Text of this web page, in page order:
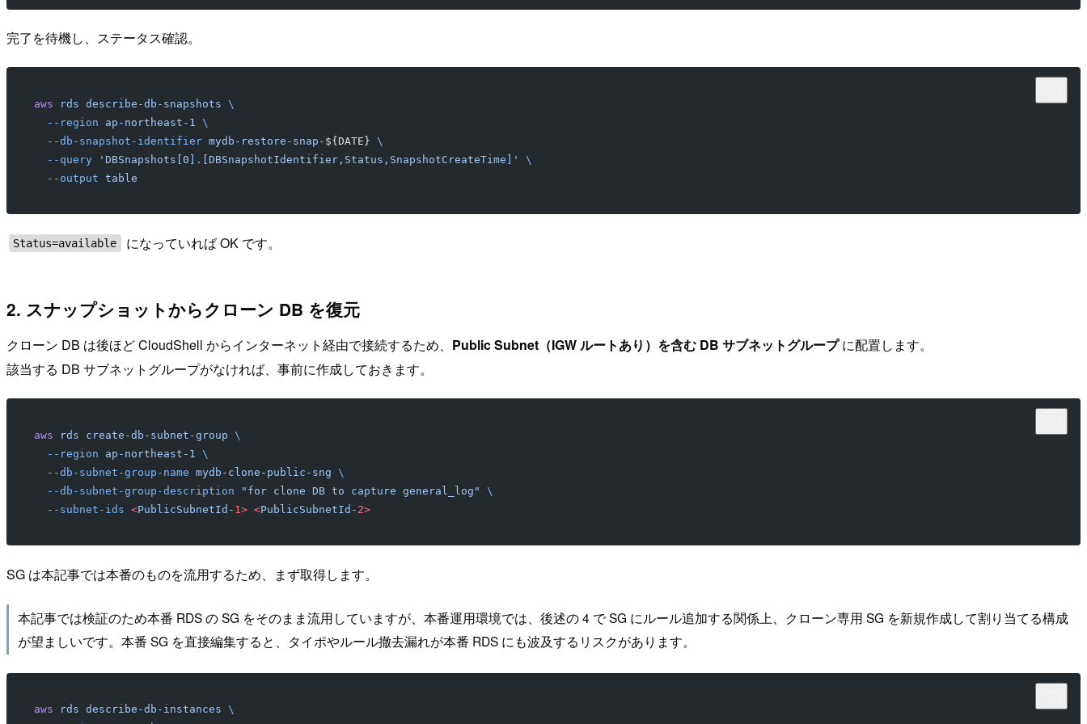
完了を待機し、ステータス確認。
aws rds describe-db-snapshots \
  --region
ap-northeast-1
\
  --db-snapshot-identifier
mydb-restore-snap- ${DATE} \
  --query
'DBSnapshots[0].[DBSnapshotIdentifier,Status,SnapshotCreateTime]'
\
  --output
table
Status=available になっていれば OK です。
2. スナップショットからクローン DB を復元
クローン DB は後ほど CloudShell からインターネット経由で接続するため、 Public Subnet（IGW ルートあり）を含む DB サブネットグループに配置します。
該当する DB サブネットグループがなければ、事前に作成しておきます。
aws rds create-db-subnet-group \
  --region
ap-northeast-1
\
  --db-subnet-group-name
mydb-clone-public-sng \
  --db-subnet-group-description
"for clone DB to capture general_log"
\
  --subnet-ids
<PublicSubnetId- 1> <PublicSubnetId- 2>
SG は本記事では本番のものを流用するため、まず取得します。
本記事では検証のため本番 RDS の SG をそのまま流用していますが、本番運用環境では、後述の 4 で SG にルール追加する関係上、クローン専用 SG を新規作成して割り当てる構成
が望ましいです。本番 SG を直接編集すると、タイポやルール撤去漏れが本番 RDS にも波及するリスクがあります。
aws rds describe-db-instances \